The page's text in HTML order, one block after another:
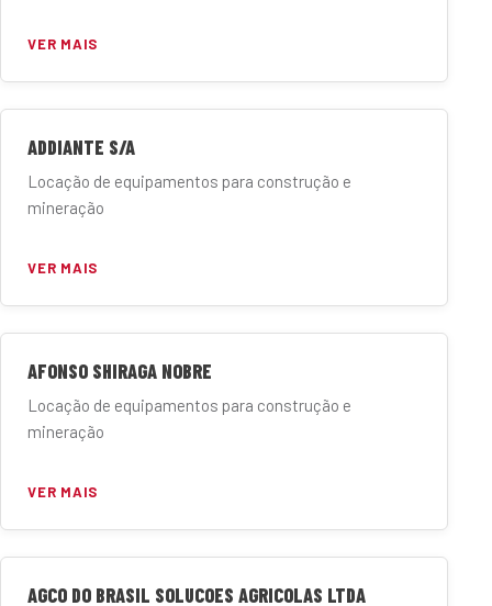
VER MAIS
ADDIANTE S/A
Locação de equipamentos para construção e
mineração
VER MAIS
AFONSO SHIRAGA NOBRE
Locação de equipamentos para construção e
mineração
VER MAIS
AGCO DO BRASIL SOLUCOES AGRICOLAS LTDA